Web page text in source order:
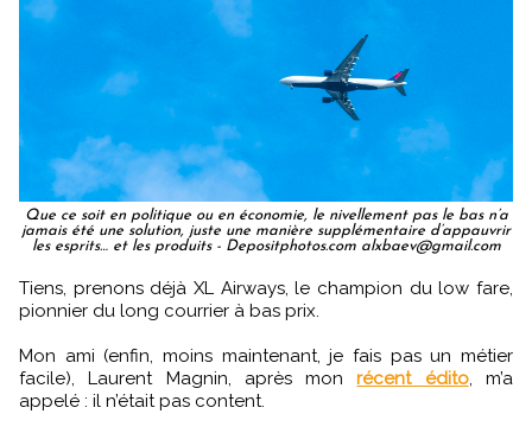
Que ce soit en politique ou en économie, le nivellement pas le bas n’a
jamais été une solution, juste une manière supplémentaire d’appauvrir
les esprits… et les produits - Depositphotos.com alxbaev@gmail.com
Tiens, prenons déjà XL Airways, le champion du low fare,
pionnier du long courrier à bas prix.
Mon ami (enfin, moins maintenant, je fais pas un métier
facile), Laurent Magnin, après monrécent édito, m’a
appelé : il n’était pas content.